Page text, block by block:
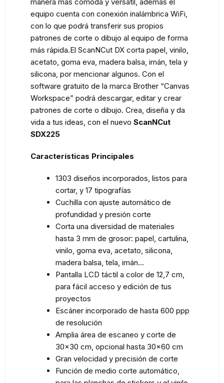
equipo cuenta con conexión inalámbrica WiFi,
con lo que podrá transferir sus propios
patrones de corte o dibujo al equipo de forma
más rápida.El ScanNCut DX corta papel, vinilo,
acetato, goma eva, madera balsa, imán, tela y
silicona, por mencionar algunos. Con el
software gratuito de la marca Brother “Canvas
Workspace” podrá descargar, editar y crear
patrones de corte o dibujo. Crea, diseña y da
vida a tus ideas, con el nuevo ScanNCut
SDX225
Características Principales
1303 diseños incorporados, listos para
cortar, y 17 tipografías
Cuchilla con ajuste automático de
profundidad y presión corte
Corta una diversidad de materiales
hasta 3 mm de grosor: papel, cartulina,
vinilo, goma eva, acetato, silicona,
madera balsa, tela, imán…
Pantalla LCD táctil a color de 12,7 cm,
para fácil acceso y edición de tus
proyectos
Escáner incorporado de hasta 600 ppp
de resolución
Amplia área de escaneo y corte de
30×30 cm, opcional hasta 30×60 cm
Gran velocidad y precisión de corte
Función de medio corte automático,